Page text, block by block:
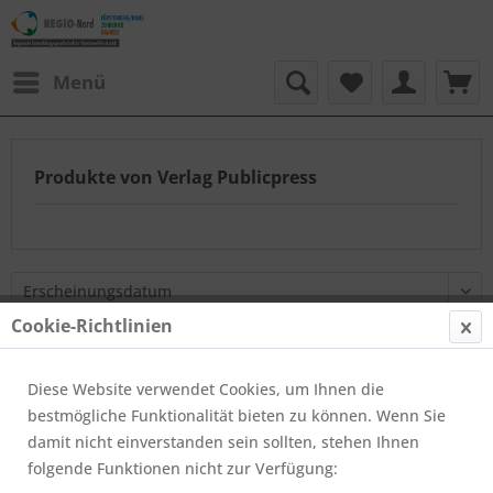
Menü
Produkte von Verlag Publicpress
Urlaubsplaner Wasserwanderkar
mit
Rad- Wander- Rad- Wander- Himmelpfortheft
Cookie-Richtlinien
Diese Website verwendet Cookies, um Ihnen die
bestmögliche Funktionalität bieten zu können. Wenn Sie
damit nicht einverstanden sein sollten, stehen Ihnen
folgende Funktionen nicht zur Verfügung: